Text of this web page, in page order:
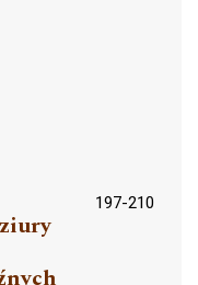
197-210